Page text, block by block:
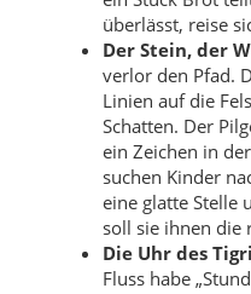
überlässt, reise
Der Stein, der
verlor den Pfad.
Linien auf die
Schatten. Der
ein Zeichen in
suchen Kinder
eine glatte Stelle
soll sie ihnen die
Die Uhr des
Fluss habe